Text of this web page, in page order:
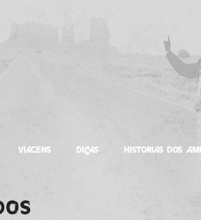
VIAGENS DICAS HISTORIAS DOS